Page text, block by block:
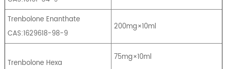
Trenbolone Enanthate
CAS:1629618-98-9
200mg×10ml
Trenbolone Hexa
75mg×10ml